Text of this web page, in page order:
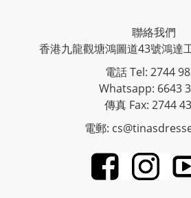
聯絡我們
香港九龍觀塘鴻圖道43號鴻達
電話 Tel: 2744
Whatsapp: 6643
傳真 Fax: 2744
電郵: